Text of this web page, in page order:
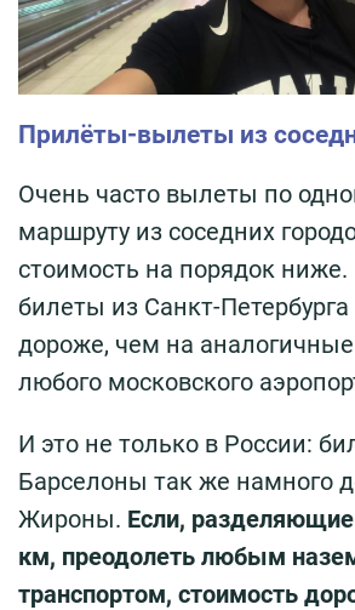
Прилёты-вылеты из
Очень часто вылеты по
маршруту из соседних
стоимость на порядок
билеты из Санкт-
дороже, чем на
любого московского
И это не только в России:
Барселоны так же намного
Жироны. Если, разделяющие
км, преодолеть любым
транспортом, стоимость